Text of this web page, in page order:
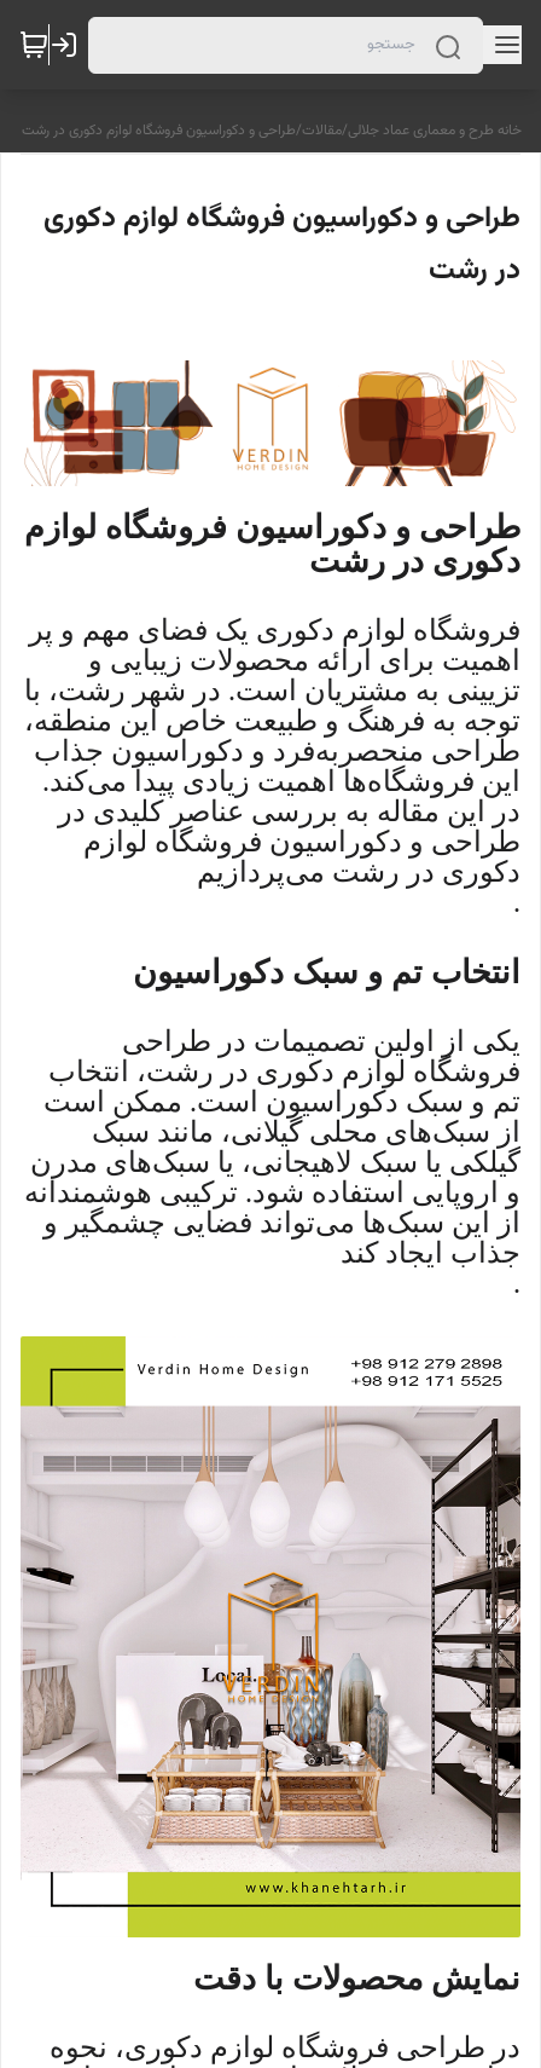
خانه طرح و معماری عماد جلالی/مقالات/طراحی و دکوراسیون فروشگاه لوازم دکوری در رشت
طراحی و دکوراسیون فروشگاه لوازم دکوری
در رشت
طراحی و دکوراسیون فروشگاه لوازم
دکوری در رشت
فروشگاه لوازم دکوری یک فضای مهم و پر
اهمیت برای ارائه محصولات زیبایی و
تزیینی به مشتریان است. در شهر رشت، با
توجه به فرهنگ و طبیعت خاص این منطقه،
طراحی منحصربه‌فرد و دکوراسیون جذاب
این فروشگاه‌ها اهمیت زیادی پیدا می‌کند.
در این مقاله به بررسی عناصر کلیدی در
طراحی و دکوراسیون فروشگاه لوازم
دکوری در رشت می‌پردازیم
.
انتخاب تم و سبک دکوراسیون
یکی از اولین تصمیمات در طراحی
فروشگاه لوازم دکوری در رشت، انتخاب
تم و سبک دکوراسیون است. ممکن است
از سبک‌های محلی گیلانی، مانند سبک
گیلکی یا سبک لاهیجانی، یا سبک‌های مدرن
و اروپایی استفاده شود. ترکیبی هوشمندانه
از این سبک‌ها می‌تواند فضایی چشمگیر و
جذاب ایجاد کند
.
نمایش محصولات با دقت
در طراحی فروشگاه لوازم دکوری، نحوه